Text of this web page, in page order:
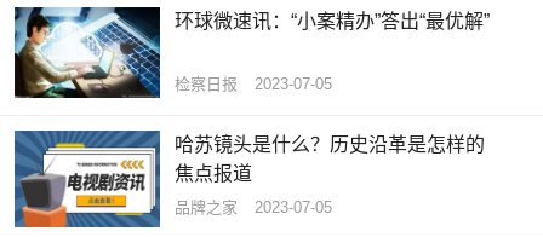
环球微速讯：“小案精办”答出“最优解”
检察日报 2023-07-05
哈苏镜头是什么？历史沿革是怎样的
焦点报道
品牌之家 2023-07-05